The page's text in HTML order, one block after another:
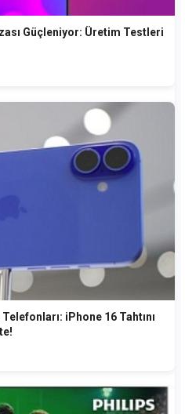
Güçleniyor: Üretim Testleri
iPhone 16 Tahtını